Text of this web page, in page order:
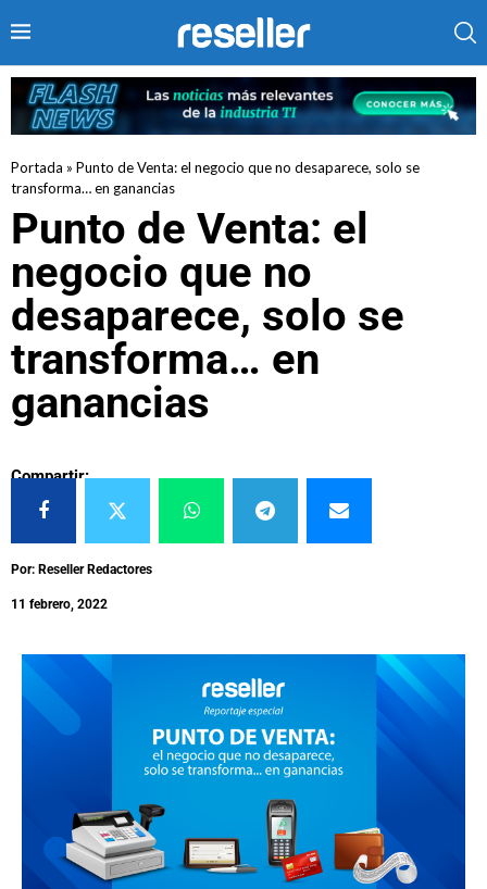
Portada » Punto de Venta: el negocio que no desaparece, solo se
transforma… en ganancias
Punto de Venta: el
negocio que no
desaparece, solo se
transforma… en
ganancias
Compartir:
Por: Reseller Redactores
11 febrero, 2022